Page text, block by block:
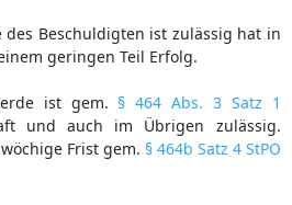
des Beschuldigten ist zulässig hat in
geringen Teil Erfolg.
ist gem. § 464 Abs. 3 Satz 1
und auch im Übrigen zulässig.
Frist gem. § 464b Satz 4 StPO